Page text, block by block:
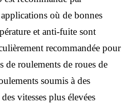
où de bonnes
et anti-fuite sont
recommandée pour
de roulements de roues de
soumis à des
vitesses plus élevées